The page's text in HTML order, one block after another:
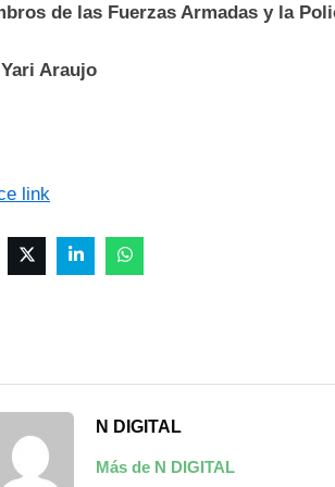
de las Fuerzas Armadas y la
Araujo
link
N DIGITAL
Más de N DIGITAL